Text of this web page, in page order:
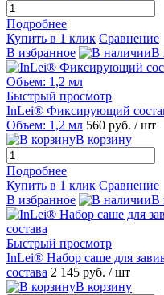
Подробнее
Купить в 1 клик Сравнение
В избранное
В
Быстрый просмотр
InLei® Фиксирующий
Объем: 1,2 мл 560 руб. / шт
В корзину
Подробнее
Купить в 1 клик Сравнение
В избранное
В
Быстрый просмотр
InLei® Набор саше для
состава 2 145 руб. / шт
В корзину